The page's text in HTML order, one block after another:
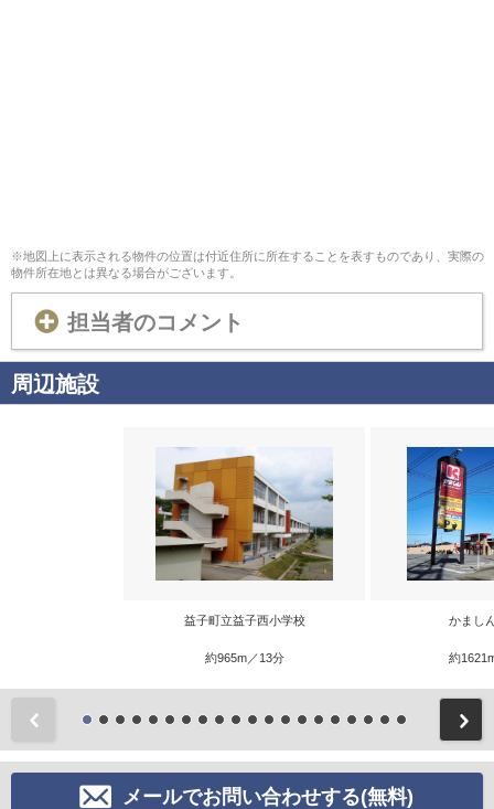
※地図上に表示される物件の位置は付近住所に所在することを表すものであり、実際の
物件所在地とは異なる場合がございます。
担当者のコメント
周辺施設
益子町立益子西小学校
約965m／13分
かまし
約
メールでお問い合わせする(無料)